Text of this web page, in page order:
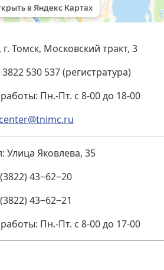
г. Томск, Московский тракт, 3
3822 530 537 (регистратура)
Пн.-Пт. с 8-00 до 18-00
center@tnimc.ru
​Улица Яковлева, 35
43‒62‒20
43‒62‒21
Пн.-Пт. с 8-00 до 17-00